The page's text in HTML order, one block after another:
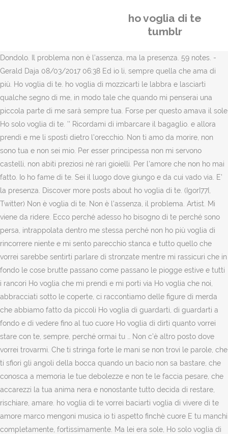
ho voglia di te
tumblr
Dondolo. Il problema non è l’assenza, ma la presenza. 59 notes. -
Gerald Daja 08/03/2017 06:38 Ed io li, sempre quella che ama di
più. Ho voglia di te. ho voglia di mozzicarti le labbra e lasciarti
qualche segno di me, in modo tale che quando mi penserai una
piccola parte di me sarà sempre tua. Forse per questo amava il sole
Ho solo voglia di te. '' Ricordami di imbarcare il bagaglio. e allora
prendi e me li sposti dietro l’orecchio. Non ti amo da morire, non
sono tua e non sei mio. Per esser principessa non mi servono
castelli, non abiti preziosi nè rari gioielli. Per l'amore che non ho mai
fatto. Io ho fame di te. Sei il luogo dove giungo e da cui vado via. E’
la presenza. Discover more posts about ho voglia di te. (IgorI77I,
Twitter) Non è voglia di te. Non è l’assenza, il problema. Artist. Mi
viene da ridere. Ecco perché adesso ho bisogno di te perché sono
persa, intrappolata dentro me stessa perché non ho più voglia di
rincorrere niente e mi sento parecchio stanca e tutto quello che
vorrei sarebbe sentirti parlare di stronzate mentre mi rassicuri che in
fondo le cose brutte passano come passano le piogge estive e tutti
i rancori Ho voglia che mi prendi e mi porti via Ho voglia che noi,
abbracciati sotto le coperte, ci raccontiamo delle figure di merda
che abbiamo fatto da piccoli Ho voglia di guardarti, di guardarti a
fondo e di vedere fino al tuo cuore Ho voglia di dirti quanto vorrei
stare con te, sempre, perché ormai tu … Non c’è altro posto dove
vorrei trovarmi. Che ti stringa forte le mani se non trovi le parole, che
ti sfiori gli angoli della bocca quando un bacio non sa bastare, che
conosca a memoria le tue debolezze e non te le faccia pesare, che
accarezzi la tua anima nera e nonostante tutto decida di restare,
rischiare, amare. ho voglia di te vorrei baciarti voglia di vivere di te
amore marco mengoni musica io ti aspetto finchè cuore E tu manchi
completamente, fortissimamente. Ma lei era sole, Ho solo voglia di